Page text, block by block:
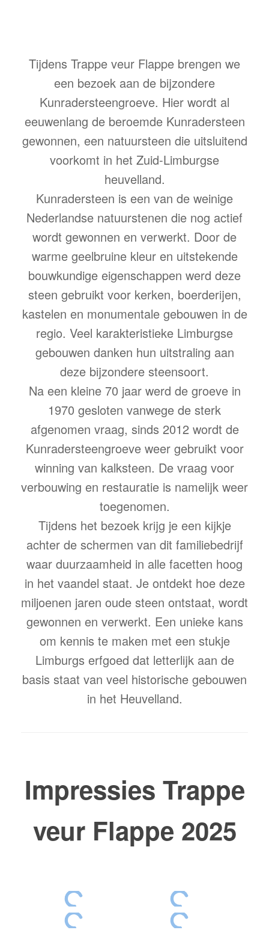
Tijdens Trappe veur Flappe brengen we
een bezoek aan de bijzondere
Kunradersteengroeve. Hier wordt al
eeuwenlang de beroemde Kunradersteen
gewonnen, een natuursteen die uitsluitend
voorkomt in het Zuid-Limburgse
heuvelland.
Kunradersteen is een van de weinige
Nederlandse natuurstenen die nog actief
wordt gewonnen en verwerkt. Door de
warme geelbruine kleur en uitstekende
bouwkundige eigenschappen werd deze
steen gebruikt voor kerken, boerderijen,
kastelen en monumentale gebouwen in de
regio. Veel karakteristieke Limburgse
gebouwen danken hun uitstraling aan
deze bijzondere steensoort.
Na een kleine 70 jaar werd de groeve in
1970 gesloten vanwege de sterk
afgenomen vraag, sinds 2012 wordt de
Kunradersteengroeve weer gebruikt voor
winning van kalksteen. De vraag voor
verbouwing en restauratie is namelijk weer
toegenomen.
Tijdens het bezoek krijg je een kijkje
achter de schermen van dit familiebedrijf
waar duurzaamheid in alle facetten hoog
in het vaandel staat. Je ontdekt hoe deze
miljoenen jaren oude steen ontstaat, wordt
gewonnen en verwerkt. Een unieke kans
om kennis te maken met een stukje
Limburgs erfgoed dat letterlijk aan de
basis staat van veel historische gebouwen
in het Heuvelland.
Impressies Trappe
veur Flappe 2025